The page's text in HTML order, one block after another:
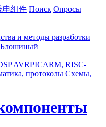
电组件 Поиск Опросы
и методы разработки
Блошиный
AVRPICARM, RISC-
протоколы Схемы,